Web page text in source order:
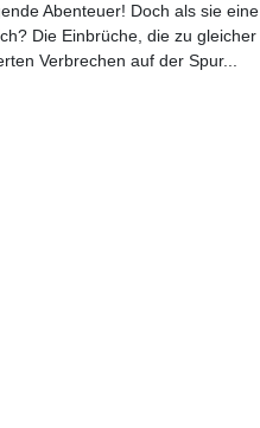
Abenteuer! Doch als sie eine
Die Einbrüche, die zu gleicher
Verbrechen auf der Spur...